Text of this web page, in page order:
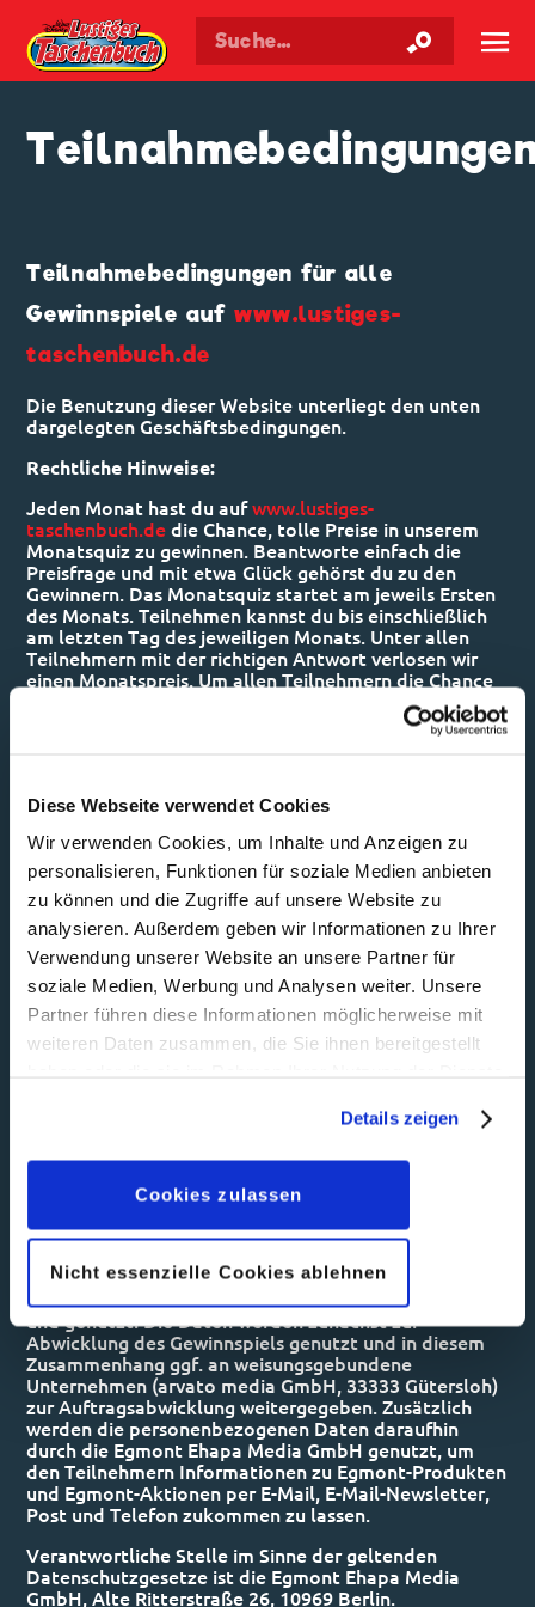
Diese Webseite verwendet Cookies
Wir verwenden Cookies, um Inhalte und Anzeigen zu
personalisieren, Funktionen für soziale Medien anbieten
zu können und die Zugriffe auf unsere Website zu
analysieren. Außerdem geben wir Informationen zu Ihrer
Verwendung unserer Website an unsere Partner für
soziale Medien, Werbung und Analysen weiter. Unsere
Partner führen diese Informationen möglicherweise mit
weiteren Daten zusammen, die Sie ihnen bereitgestellt
geben, können Sie diese jederzeit in der
Datenschutzerklärungwieder widerrufen.
Details zeigen
Cookies zulassen
Nicht essenzielle Cookies ablehnen
Walt Disneys Taschenbuch ☰
Teilnahmebedingungen für alle
Gewinnspiele auf www.lustiges-
taschenbuch.de
Die Benutzung dieser Website unterliegt den unten
dargelegten Geschäftsbedingungen.
Rechtliche Hinweise:
Jeden Monat hast du aufwww.lustiges-
taschenbuch.de die Chance, tolle Preise in unserem
Monatsquiz zu gewinnen. Beantworte einfach die
Preisfrage und mit etwa Glück gehörst du zu den
Gewinnern. Das Monatsquiz startet am jeweils Ersten
des Monats. Teilnehmen kannst du bis einschließlich
am letzten Tag des jeweiligen Monats. Unter allen
Teilnehmern mit der richtigen Antwort verlosen wir
einen Monatspreis. Um allen Teilnehmern die Chance
Teilnehmer nur einmal pro Kalenderjahr ein Preis
Welche Gewinne Dich erwarten, erfährst Du
unter
Monatsgewinnspiel
Der Rechtsweg ist ausgeschlossen. Eine Barauszahlung
der Preise ist nicht möglich. Sollte ein Gewinner den
Preis nicht annehmen können oder wollen, wird der
Preis erneut verlost. Mitarbeiter der beteiligten
Firmen und deren Angehörige sind nicht
teilnahmeberechtigt. Jeglicher Versuch, die
Spielwertungen zu manipulieren, führt zum sofortigen
Ausschluss vom Gewinnspiel sowie zur Sperrung des
Accounts für den Zeitraum der Aktion. Die Teilnahme
ist die Teilnahme über sogenannte Gewinnspiel-
Service-Unternehmen ausgeschlossen.
Die von den Teilnehmern angegebenen
personenbezogenen Daten (Anrede, Name, Vorname,
Geburtsdatum) werden von der Egmont Ehapa Media
gemäß den Bestimmungen des deutschen
Datenschutzrechts erhoben, gespeichert, verarbeitet
und genutzt. Die Daten werden zunächst zur
Abwicklung des Gewinnspiels genutzt und in diesem
Zusammenhang ggf. an weisungsgebundene
Unternehmen (arvato media GmbH, 33333 Gütersloh)
zur Auftragsabwicklung weitergegeben. Zusätzlich
werden die personenbezogenen Daten daraufhin
durch die Egmont Ehapa Media GmbH genutzt, um
den Teilnehmern Informationen zu Egmont-Produkten
und Egmont-Aktionen per E-Mail, E-Mail-Newsletter,
Post und Telefon zukommen zu lassen.
Verantwortliche Stelle im Sinne der geltenden
Datenschutzgesetze ist die Egmont Ehapa Media
GmbH, Alte Ritterstraße 26, 10969 Berlin.